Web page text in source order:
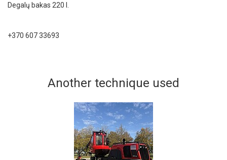
Degalų bakas 220 l.
+370 607 33693
Another technique used